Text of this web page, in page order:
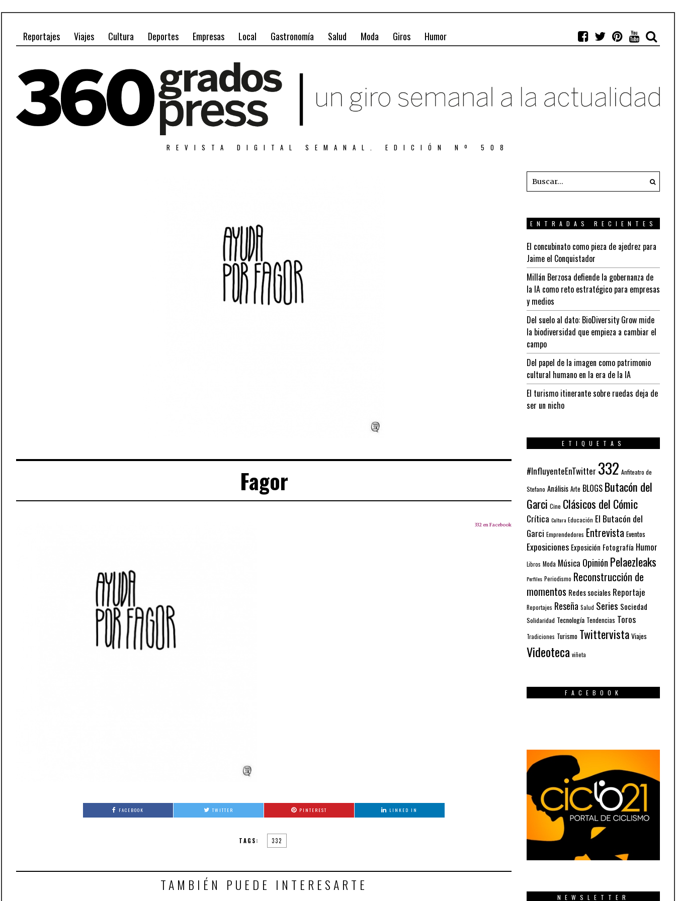
Reportajes Viajes Cultura Deportes Empresas Local Gastronomía Salud Moda Giros Humor
REVISTA DIGITAL SEMANAL. EDICIÓN Nº 508
Fagor
332 en Facebook
FACEBOOK TWITTER PINTEREST LINKED IN
TAGS: 332
TAMBIÉN PUEDE INTERESARTE
ENTRADAS RECIENTES
El concubinato como pieza de ajedrez para
Jaime el Conquistador
Millán Berzosa defiende la gobernanza de
la IA como reto estratégico para empresas
y medios
Del suelo al dato: BioDiversity Grow mide
la biodiversidad que empieza a cambiar el
campo
Del papel de la imagen como patrimonio
cultural humano en la era de la IA
El turismo itinerante sobre ruedas deja de
ser un nicho
ETIQUETAS
#InfluyenteEnTwitter 332 Anfiteatro de
Stefano Análisis Arte BLOGS Butacón del
Garci Cine Clásicos del Cómic
Crítica Cultura Educación El Butacón del
Garci Emprendedores Entrevista Eventos
Exposiciones Exposición Fotografía Humor
Libros Moda Música Opinión Pelaezleaks
Perfiles Periodismo Reconstrucción de
momentos Redes sociales Reportaje
Reportajes Reseña Salud Series Sociedad
Solidaridad Tecnología Tendencias Toros
Tradiciones Turismo Twittervista Viajes
Videoteca viñeta
FACEBOOK
NEWSLETTER